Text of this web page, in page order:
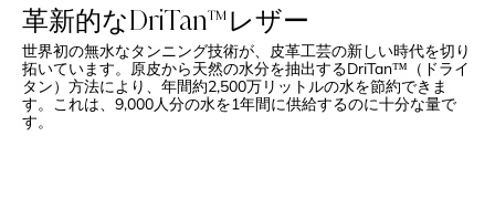
革新的なDriTan™レザー
世界初の無水なタンニング技術が、皮革工芸の新しい時代を切り
拓いています。原皮から天然の水分を抽出するDriTan™（ドライ
タン）方法により、年間約2,500万リットルの水を節約できま
す。これは、9,000人分の水を1年間に供給するのに十分な量で
す。